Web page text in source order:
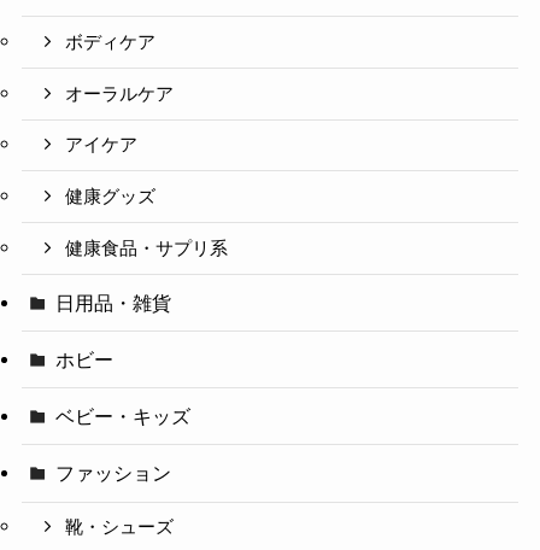
ボディケア
オーラルケア
アイケア
健康グッズ
健康食品・サプリ系
日用品・雑貨
ホビー
ベビー・キッズ
ファッション
靴・シューズ